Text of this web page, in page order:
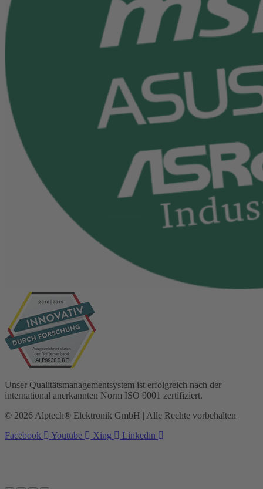
Unser Qualitätsmanagementsystem ist erfolgreich nach der
international anerkannten Norm ISO 9001 zertifiziert.
© 2026 Alptech® Elektronik GmbH | Alle Rechte vorbehalten
Facebook
Youtube Xing Linkedin